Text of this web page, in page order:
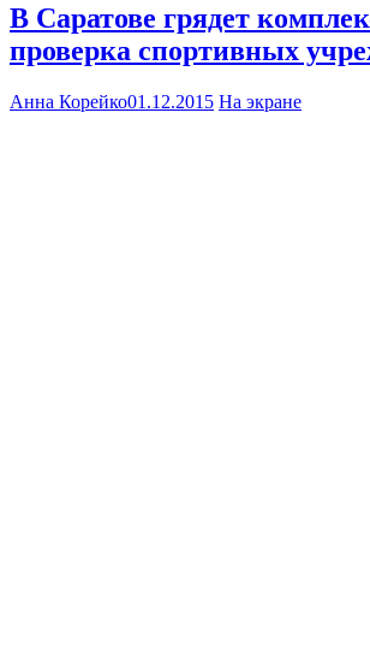
В Саратове грядет
проверка спортивных
Анна Корейко01.12.2015 На экране